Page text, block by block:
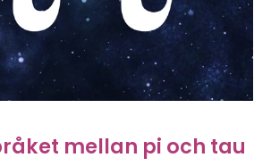
mellan pi och tau